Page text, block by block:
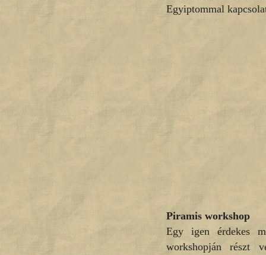
Egyiptommal
Piramis workshop
Egy igen érdekes
workshopján részt